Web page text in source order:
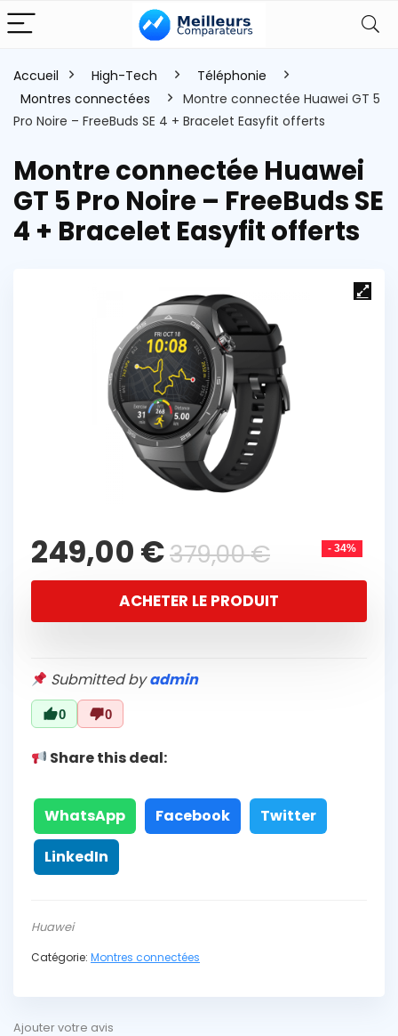
Accueil High-Tech
Téléphonie
Montres connectées
Montre connectée Huawei GT 5
Pro Noire – FreeBuds SE 4 + Bracelet Easyfit offerts
Montre connectée Huawei
GT 5 Pro Noire – FreeBuds SE
4 + Bracelet Easyfit offerts
- 34%
379,00€
249,00€
ACHETER LE PRODUIT
Submitted byadmin
0 0
Share this deal:
WhatsApp Facebook
Twitter
LinkedIn
Huawei
Catégorie: Montres connectées
Ajouter votre avis